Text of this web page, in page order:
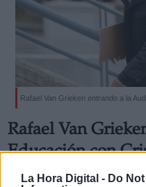
La Hora Digital - Do
Rafael Van Grieken entrando a la
Rafael Van
Educación con
presenta su
Destinatarios:
Derechos:
Información adicional